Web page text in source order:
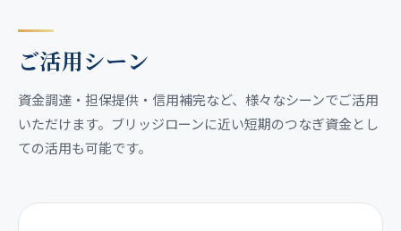
ご活用シーン
資金調達・担保提供・信用補完など、様々なシーンでご活用
いただけます。ブリッジローンに近い短期のつなぎ資金とし
ての活用も可能です。